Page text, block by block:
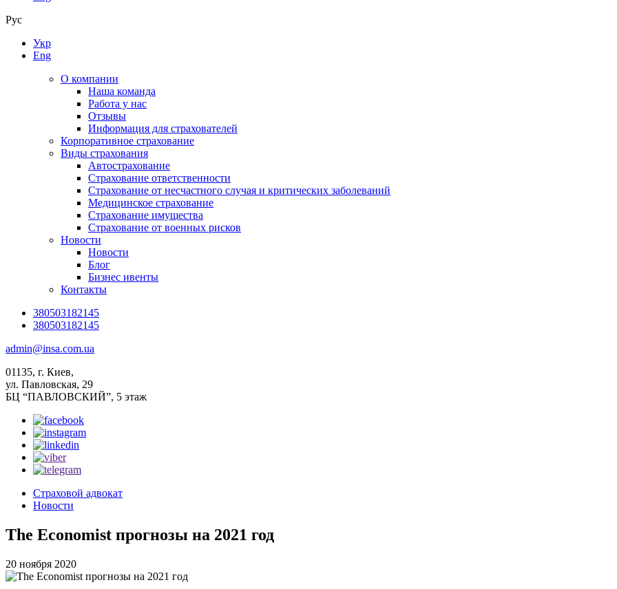
Рус
Укр
Eng
О компании
Наша команда
Работа у нас
Отзывы
Информация для страхователей
Корпоративное страхование
Виды страхования
Автострахование
Страхование ответственности
Страхование от несчастного случая и критических заболеваний
Медицинское страхование
Страхование имущества
Страхование от военных рисков
Новости
Новости
Блог
Бизнес ивенты
Контакты
380503182145
380503182145
admin@insa.com.ua
01135, г. Киев,
ул. Павловская, 29
БЦ “ПАВЛОВСКИЙ”, 5 этаж
Страховой адвокат
Новости
The Economist прогнозы на 2021 год
20 ноября 2020